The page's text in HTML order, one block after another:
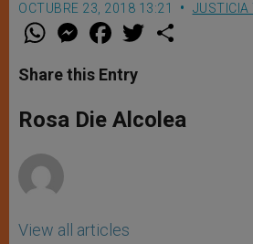
OCTUBRE 23, 2018 13:21 JUSTICIA
W
t
s
p
p
M
e
s
e
g
e
F
a
e
b
o
k
w
r
Share this Entry
Rosa Die Alcolea
View all articles